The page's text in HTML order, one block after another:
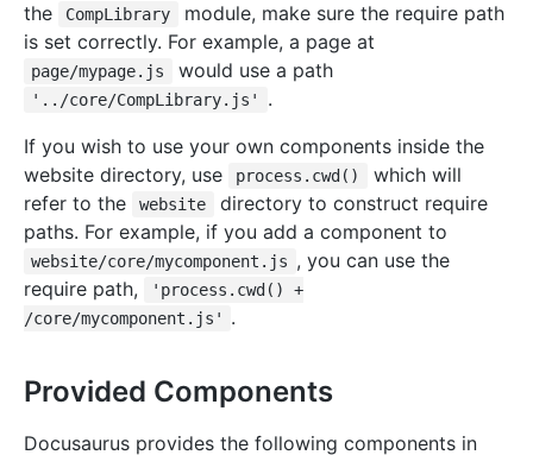
the
CompLibrary
module, make sure the require path
is set correctly. For example, a page at
page/mypage.js would use a path
'../core/CompLibrary.js'
.
If you wish to use your own components inside the
website directory, use
process.cwd()
which will
refer to the
website
directory to construct require
paths. For example, if you add a component to
website/core/mycomponent.js , you can use the
require path,
'process.cwd() +
/core/mycomponent.js'
.
Provided Components
Docusaurus provides the following components in